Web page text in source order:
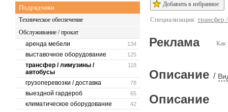
Подрядчики
Техническое обеспечение
Обслуживание / прокат
134
аренда мебели
125
выставочное оборудование
118
трансфер / лимузины /
автобусы
78
грузоперевозки / доставка
65
выездной гардероб
42
климатическое оборудование
Добавить в избранное
Специализация: трансфер
Как
Реклама
Описание /
Описание